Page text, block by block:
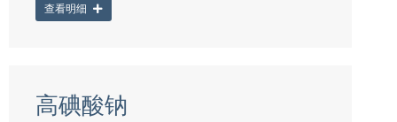
查看明细
高碘酸钠